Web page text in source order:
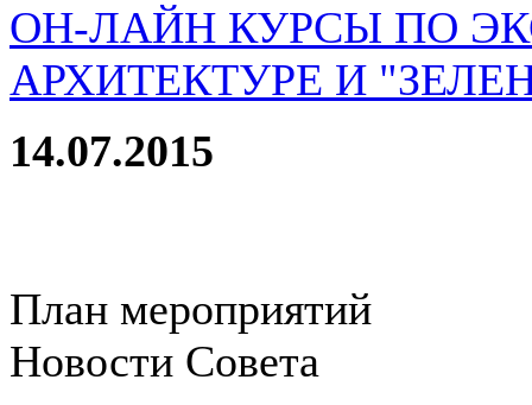
ОН-ЛАЙН КУРСЫ ПО
АРХИТЕКТУРЕ И
14.07.2015
План мероприятий
Новости Совета